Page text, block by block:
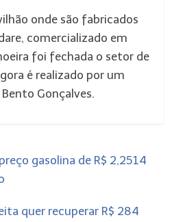
onde são fabricados
comercializado em
foi fechada o setor de
é realizado por um
Gonçalves.
gasolina de R$ 2,2514
quer recuperar R$ 284